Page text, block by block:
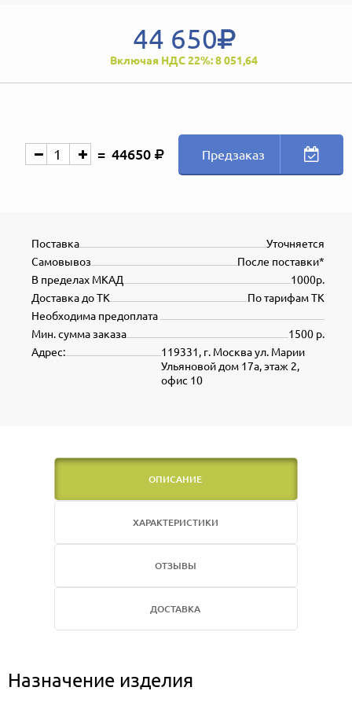
44 650
Включая НДС 22%: 8 051,64
44650 Предзаказ
Уточняется
Поставка
После поставки*
Самовывоз
1000р.
В пределах МКАД
По тарифам ТК
Доставка до ТК
Необходима предоплата
1500 р.
Мин. сумма заказа
119331, г. Москва ул. Марии
Ульяновой дом 17а, этаж 2,
офис 10
Адрес:
ОПИСАНИЕ
ХАРАКТЕРИСТИКИ
ОТЗЫВЫ
ДОСТАВКА
Назначение изделия